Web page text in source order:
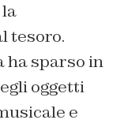
tesoro.
ha sparso in
oggetti
e